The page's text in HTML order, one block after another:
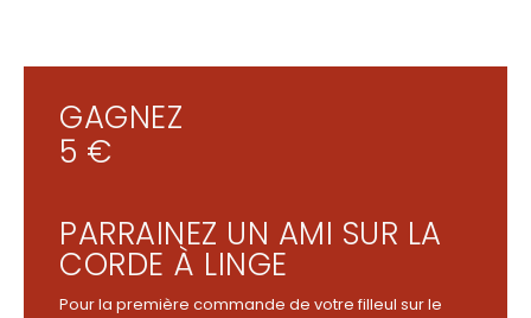
GAGNEZ
5 €
PARRAINEZ UN AMI SUR LA
CORDE À LINGE
Pour la première commande de votre filleul sur le